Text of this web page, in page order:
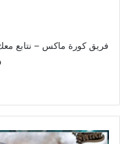
فريق كورة ماكس – نتابع معك